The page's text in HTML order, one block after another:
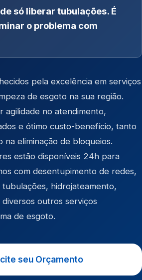
só liberar tubulações. É
o problema com
pela excelência em serviços
de esgoto na sua região.
agilidade no atendimento,
e ótimo custo-benefício, tanto
na eliminação de bloqueios.
estão disponíveis 24h para
com desentupimento de redes,
hidrojateamento,
outros serviços
de esgoto.
seu Orçamento